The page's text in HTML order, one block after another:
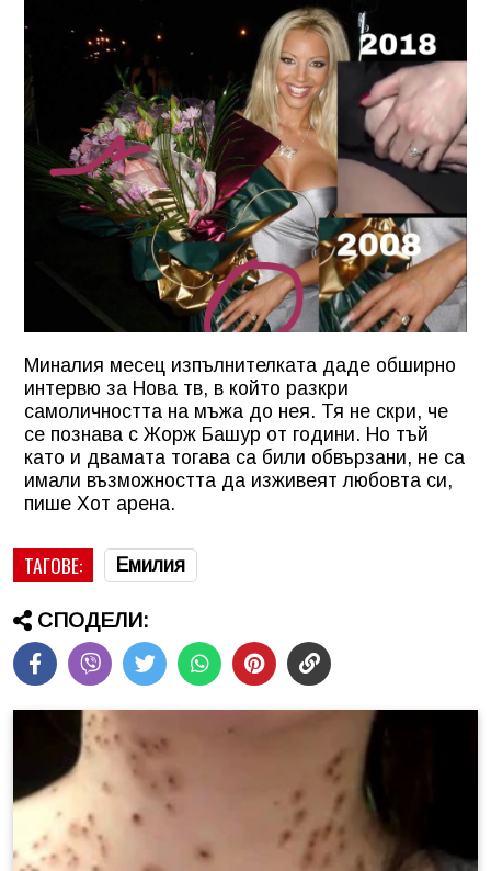
Миналия месец изпълнителката даде обширно
интервю за Нова тв, в който разкри
самоличността на мъжа до нея. Тя не скри, че
се познава с Жорж Башур от години. Но тъй
като и двамата тогава са били обвързани, не са
имали възможността да изживеят любовта си,
пише Хот арена.
ТАГОВЕ: Емилия
СПОДЕЛИ: